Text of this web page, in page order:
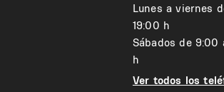
Lunes a viernes
19:00 h
Sábados de 9:00
h
Ver todos los